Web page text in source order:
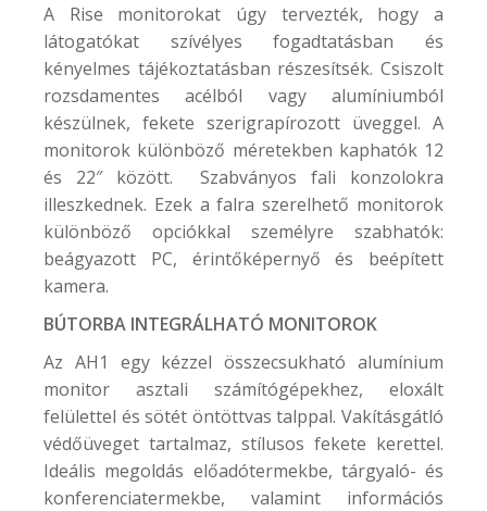
A Rise monitorokat úgy tervezték, hogy a
látogatókat szívélyes fogadtatásban és
kényelmes tájékoztatásban részesítsék. Csiszolt
rozsdamentes acélból vagy alumíniumból
készülnek, fekete szerigrapírozott üveggel. A
monitorok különböző méretekben kaphatók 12
és 22″ között. Szabványos fali konzolokra
illeszkednek. Ezek a falra szerelhető monitorok
különböző opciókkal személyre szabhatók:
beágyazott PC, érintőképernyő és beépített
kamera.
BÚTORBA INTEGRÁLHATÓ MONITOROK
Az AH1 egy kézzel összecsukható alumínium
monitor asztali számítógépekhez, eloxált
felülettel és sötét öntöttvas talppal. Vakításgátló
védőüveget tartalmaz, stílusos fekete kerettel.
Ideális megoldás előadótermekbe, tárgyaló- és
konferenciatermekbe, valamint információs